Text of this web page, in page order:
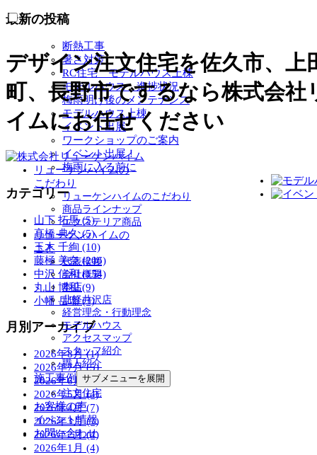
デザイン注文住宅を佐久市、上
町、長野市でするなら株式会社
イムにお任せください
リューケンハイムの
こだわり
リューケンハイムのこだわり
商品ラインナップ
エクステリア商品
リューケンハイムの
こと
代表挨拶
会社概要
本店
北軽井沢店
経営理念・行動理念
モデルハウス
アクセスマップ
スタッフ紹介
職人紹介
施工事例 サブメニューを展開
注文住宅
お客様の声
イベント情報
お問い合わせ
最新の投稿
断熱工事
暑さ対策
RC住宅 モデルハウス上棟
モデルハウス 進捗状況
梅雨明け後のメンテナンス
モデルハウス上棟
イベント出展
ワークショップのご案内
イベント出展！
梅雨に入る前に
カテゴリー
山下 拓馬 (5)
高橋 典久 (5)
玉木 千絢 (10)
藤極 美奈 (206)
中沢 信和 (154)
丸山 博和 (9)
小幡 岳瑠 (3)
月別アーカイブ
2026年8月 (1)
2026年7月 (5)
2026年6月 (4)
2026年5月 (4)
2026年4月 (7)
2026年3月 (7)
2026年2月 (4)
2026年1月 (4)